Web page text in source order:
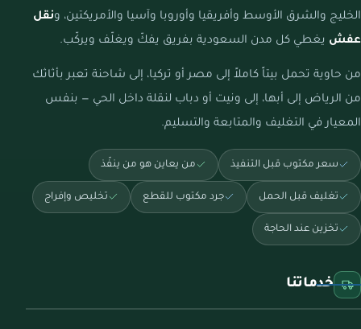
الخليج والشرق الأوسط وأفريقيا وأوروبا وآسيا والأمريكتين، ونقل
عفش يغطي كل مدن السعودية بفريق يفكّ ويغلّف ويركّب.
من حاوية تحمل بيتاً كاملاً إلى مصر أو تركيا، إلى شاحنة تعبر بأثاثك
من الرياض إلى أبها، إلى ونيت أو دباب لنقلة داخل الحي — بنفس
المعيار في التغليف والمتابعة والتسليم.
سعر مكتوب قبل التنفيذ من يعاين هو من ينفّذ
تغليف قبل الحمل جرد مكتوب للقطع تخليص وإفراج
تخزين عند الحاجة
خدماتنا